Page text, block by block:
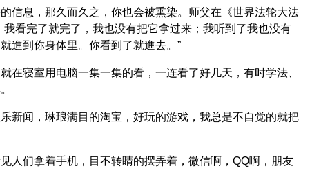
信息，那久而久之，你也会被熏染。师父在《世界法轮大法
看完了就完了，我也没有把它拿过来；我听到了我也没有
進到你身体里。你看到了就進去。”
在寝室用电脑一集一集的看，一连看了好几天，有时学法、
新闻，琳琅满目的淘宝，好玩的游戏，我总是不自觉的就把
人们拿着手机，目不转睛的摆弄着，微信啊，QQ啊，朋友